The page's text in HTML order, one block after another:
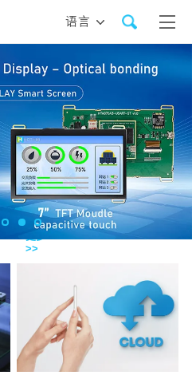
语言
支
持
下
载
了解
更多
>>